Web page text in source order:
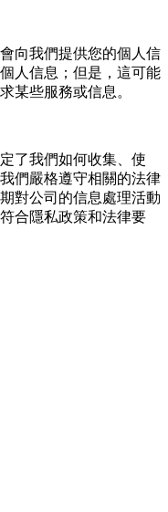
向我們提供您的個人信
人信息；但是，這可能
某些服務或信息。
了我們如何收集、使
們嚴格遵守相關的法律
對公司的信息處理活動
合隱私政策和法律要